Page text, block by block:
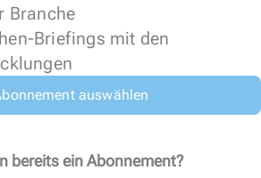
Branche
Briefings mit den
auswählen
bereits ein Abonnement?